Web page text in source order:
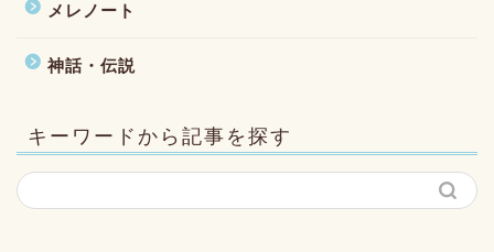
メレノート
神話・伝説
キーワードから記事を探す